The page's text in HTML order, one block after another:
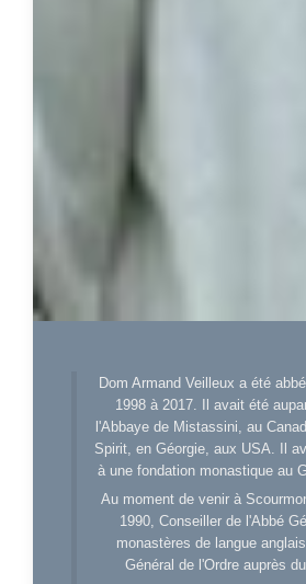
Dom Armand Veilleux a été
1998 à 2017. Il avait été
l'Abbaye de Mistassini, au
Spirit, en Géorgie, aux USA. Il
à une fondation monastique au
Au moment de venir à
1990, Conseiller de l'Abbé
monastères de langue
Général de l'Ordre auprès